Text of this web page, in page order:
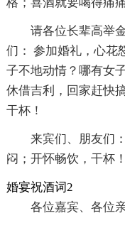
格；喜酒就要喝得痛
请各位长辈高举
们： 参加婚礼，心花
子不地动情？哪有女
休借吉利，回家赶快
干杯！
来宾们、朋友们
闷；开怀畅饮，干杯！
婚宴祝酒词2
各位嘉宾、各位